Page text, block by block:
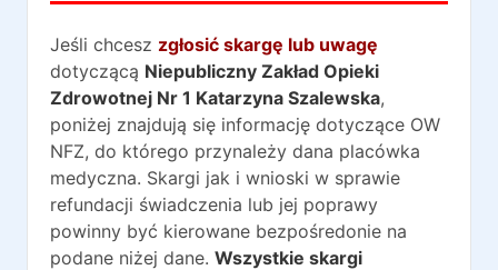
Jeśli chcesz zgłosić skargę lub uwagę
dotyczącą Niepubliczny Zakład Opieki
Zdrowotnej Nr 1 Katarzyna Szalewska,
poniżej znajdują się informację dotyczące OW
NFZ, do którego przynależy dana placówka
medyczna. Skargi jak i wnioski w sprawie
refundacji świadczenia lub jej poprawy
powinny być kierowane bezpośredonie na
podane niżej dane. Wszystkie skargi